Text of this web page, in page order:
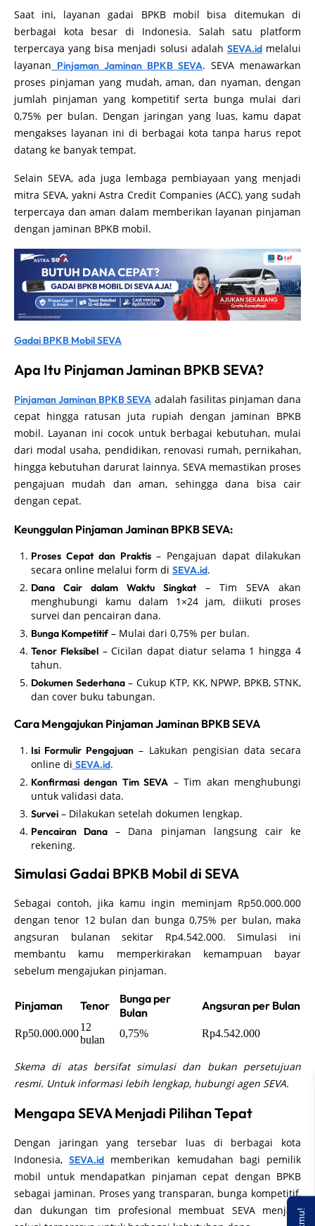
Saat ini, layanan gadai BPKB mobil bisa ditemukan di
berbagai kota besar di Indonesia. Salah satu platform
terpercaya yang bisa menjadi solusi adalah SEVA.idmelalui
layanan Pinjaman Jaminan BPKB SEVA. SEVA menawarkan
proses pinjaman yang mudah, aman, dan nyaman, dengan
jumlah pinjaman yang kompetitif serta bunga mulai dari
0,75% per bulan. Dengan jaringan yang luas, kamu dapat
mengakses layanan ini di berbagai kota tanpa harus repot
datang ke banyak tempat.
Selain SEVA, ada juga lembaga pembiayaan yang menjadi
mitra SEVA, yakni Astra Credit Companies (ACC), yang sudah
terpercaya dan aman dalam memberikan layanan pinjaman
dengan jaminan BPKB mobil.
Gadai BPKB Mobil SEVA
Apa Itu Pinjaman Jaminan BPKB SEVA?
Pinjaman Jaminan BPKB SEVA adalah fasilitas pinjaman dana
cepat hingga ratusan juta rupiah dengan jaminan BPKB
mobil. Layanan ini cocok untuk berbagai kebutuhan, mulai
dari modal usaha, pendidikan, renovasi rumah, pernikahan,
hingga kebutuhan darurat lainnya. SEVA memastikan proses
pengajuan mudah dan aman, sehingga dana bisa cair
dengan cepat.
Keunggulan Pinjaman Jaminan BPKB SEVA:
Proses Cepat dan Praktis– Pengajuan dapat dilakukan
secara online melalui form di SEVA.id.
Dana Cair dalam Waktu Singkat– Tim SEVA akan
menghubungi kamu dalam 1×24 jam, diikuti proses
survei dan pencairan dana.
Bunga Kompetitif– Mulai dari 0,75% per bulan.
Tenor Fleksibel– Cicilan dapat diatur selama 1 hingga 4
tahun.
Dokumen Sederhana– Cukup KTP, KK, NPWP, BPKB, STNK,
dan cover buku tabungan.
Cara Mengajukan Pinjaman Jaminan BPKB SEVA
Isi Formulir Pengajuan – Lakukan pengisian data secara
online di SEVA.id.
Konfirmasi dengan Tim SEVA – Tim akan menghubungi
untuk validasi data.
Survei – Dilakukan setelah dokumen lengkap.
Pencairan Dana – Dana pinjaman langsung cair ke
rekening.
Simulasi Gadai BPKB Mobil di SEVA
Sebagai contoh, jika kamu ingin meminjam Rp50.000.000
dengan tenor 12 bulan dan bunga 0,75% per bulan, maka
angsuran bulanan sekitar Rp4.542.000. Simulasi ini
membantu kamu memperkirakan kemampuan bayar
sebelum mengajukan pinjaman.
Pinjaman Tenor
Bunga per
Bulan
Angsuran per Bulan
Rp50.000.000
12
bulan
0,75% Rp4.542.000
Skema di atas bersifat simulasi dan bukan persetujuan
resmi. Untuk informasi lebih lengkap, hubungi agen SEVA.
Mengapa SEVA Menjadi Pilihan Tepat
Dengan jaringan yang tersebar luas di berbagai kota
Indonesia,SEVA.id memberikan kemudahan bagi pemilik
mobil untuk mendapatkan pinjaman cepat dengan BPKB
sebagai jaminan. Proses yang transparan, bunga kompetitif,
dan dukungan tim profesional membuat SEVA menjadi